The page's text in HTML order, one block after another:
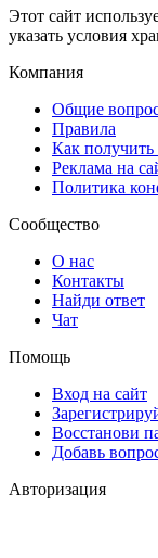
Этот сайт
указать условия
Компания
Общие
Правила
Как получить
Реклама на
Политика
Сообщество
О нас
Контакты
Найди ответ
Чат
Помощь
Вход на сайт
Восстанови
Добавь
Авторизация